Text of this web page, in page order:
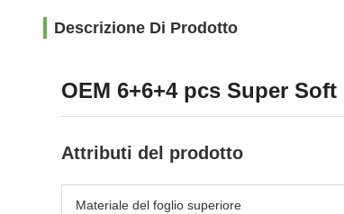
Descrizione Di Prodotto
OEM 6+6+4 pcs Super
Attributi del prodotto
Materiale del foglio superiore